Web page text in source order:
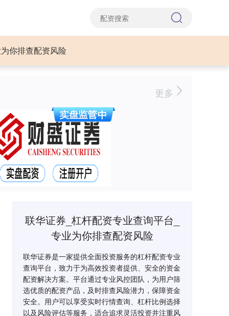
你排查配资风险
更多
联华证券_杠杆配资专业查询平台_
专业为你排查配资风险
联华证券是一家提供全面投资服务的杠杆配资专业
查询平台，致力于为高效投资者提供、安全的资金
配资解决方案。平台通过专业风控团队，为用户筛
选优质的配资产品，及时排查风险潜力，保障资金
安全。用户可以享受实时行情查询、杠杆比例选择
以及风险评估等服务，适合追求灵活投资并注重风